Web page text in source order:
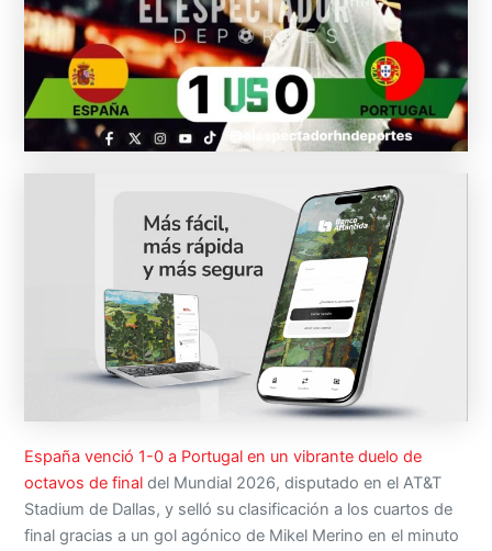
España venció 1-0 a Portugal en un vibrante duelo de
octavos de final del Mundial 2026, disputado en el AT&T
Stadium de Dallas, y selló su clasificación a los cuartos de
final gracias a un gol agónico de Mikel Merino en el minuto